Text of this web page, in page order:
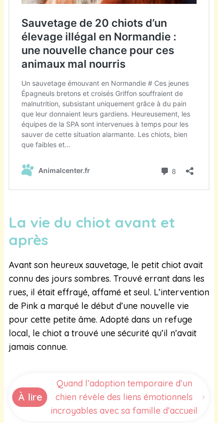
La vie du chiot avant et
après
Avant son heureux sauvetage, le petit chiot avait
connu des jours sombres. Trouvé errant dans les
rues, il était effrayé, affamé et seul. L’intervention
de Pink a marqué le début d’une nouvelle vie
pour cette petite âme. Adopté dans un refuge
local, le chiot a trouvé une sécurité qu’il n’avait
jamais connue.
À lire
Quand l’adoption temporaire d’un
chien révèle des liens émotionnels
incroyables avec sa famille d’accueil